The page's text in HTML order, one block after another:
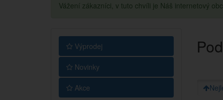
Vážení zákazníci, v tuto chvíli je Náš internetový
Výprodej
Novinky
Akce